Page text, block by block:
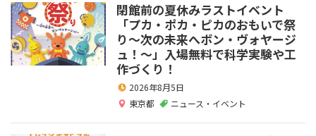
閉館前の夏休みラストイベント
「プカ・ポカ・ピカのおもいで祭
り～次の未来へボン・ヴォヤージ
ュ！～」入場無料で科学実験や工
作づくり！
2026年8月5日
東京都
ニュース・イベント